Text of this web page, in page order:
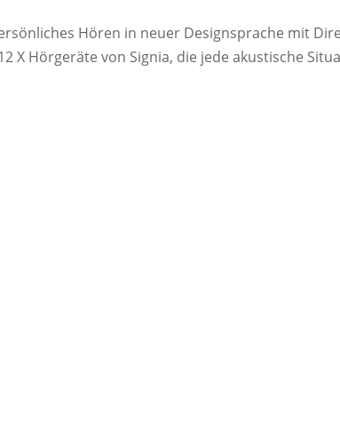
Hören in neuer Designsprache mit
X Hörgeräte von Signia, die jede akustische